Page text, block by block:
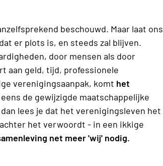
beschouwd. Maar laat ons
er plots is, en steeds zal blijven.
door mensen als door
aan geld, tijd, professionele
verenigingsaanpak, komt het
de gewijzigde maatschappelijke
lees je dat het verenigingsleven het
het verwoordt - in een ikkige
net meer 'wij' nodig.